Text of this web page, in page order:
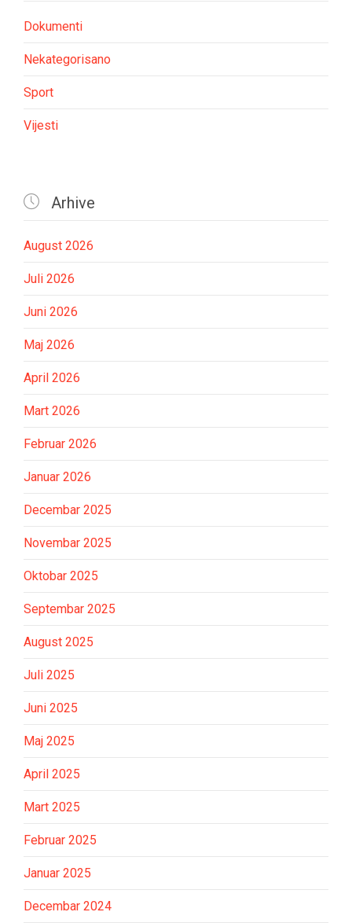
Dokumenti
Nekategorisano
Sport
Vijesti
 Arhive
August 2026
Juli 2026
Juni 2026
Maj 2026
April 2026
Mart 2026
Februar 2026
Januar 2026
Decembar 2025
Novembar 2025
Oktobar 2025
Septembar 2025
August 2025
Juli 2025
Juni 2025
Maj 2025
April 2025
Mart 2025
Februar 2025
Januar 2025
Decembar 2024